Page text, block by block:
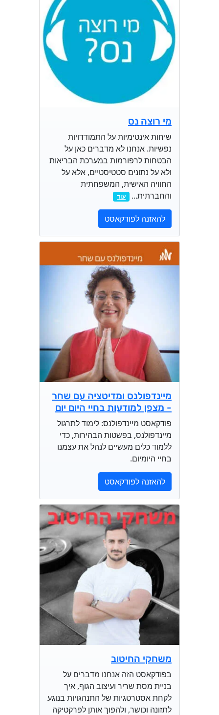
מי רוצה נס
שיחות אינטימיות על התמודדויות
נפשיות. אנחנו לא מדברים כאן על
הבטחות לרפורמות במערכת הבריאות
ולא על נתונים סטטיסטיים, אלא על
החוויה האישית, המשפחתית
והחברתית...
עוד
להאזנה לפודקאסט
מיינדפולנס ומדיטציה עם שחר
- מצפן למודעות בחיי היום יום
פודקאסט מיינדפולנס: לימוד לתרגול
מיינדפולנס, בפשטות הבהירות, כדי
ללמוד כלים מעשיים לנהל את עצמנו
בחיי היומיום.
להאזנה לפודקאסט
משחקי החיטוב
בפודקאסט הזה אנחנו מדברים על
בניית מסת שריר ועיצוב הגוף, איך
לקחת אסטרטגיות של התנהגויות בנוגע
לתזונה וכושר, ולהפוך אותן לפרקטיקה